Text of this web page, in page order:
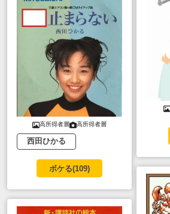
高所得者層 高所得者層
西田ひかる
ボケる(109)